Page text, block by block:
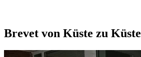
Brevet von Küste zu Küste